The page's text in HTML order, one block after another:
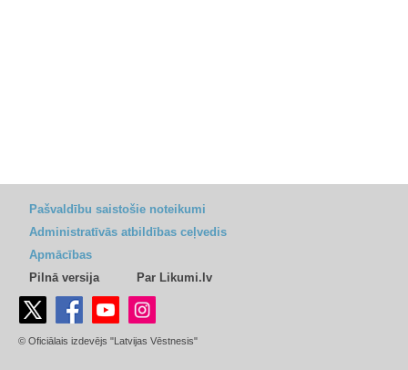
Pašvaldību saistošie noteikumi
Administratīvās atbildības ceļvedis
Apmācības
Pilnā versija
Par Likumi.lv
© Oficiālais izdevējs "Latvijas Vēstnesis"